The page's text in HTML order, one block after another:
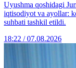
Uyushma qoshidagi
iqtisodiyot va ayollar:
suhbati tashkil etildi.
18:22 / 07.08.2026